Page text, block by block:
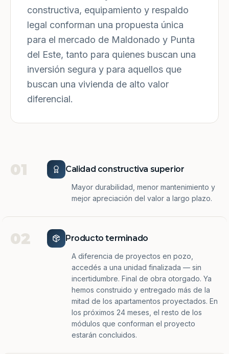
constructiva, equipamiento y respaldo
legal conforman una propuesta única
para el mercado de Maldonado y Punta
del Este, tanto para quienes buscan una
inversión segura y para aquellos que
buscan una vivienda de alto valor
diferencial.
01 Calidad constructiva superior
Mayor durabilidad, menor mantenimiento y
mejor apreciación del valor a largo plazo.
02 Producto terminado
A diferencia de proyectos en pozo,
accedés a una unidad finalizada — sin
incertidumbre. Final de obra otorgado. Ya
hemos construido y entregado más de la
mitad de los apartamentos proyectados. En
los próximos 24 meses, el resto de los
módulos que conforman el proyecto
estarán concluidos.